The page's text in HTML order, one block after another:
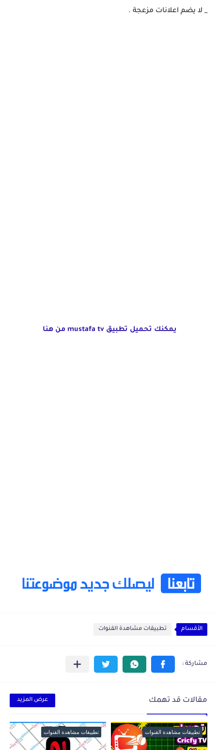
_ لا يضم اعلانات مزعجة .
يمكنك تحميل تطبيق mustafa tv من هنا
الأقسام تطبيقات مشاهدة القنوات
مقالات قد تهمك عرض المزيد
تطبيقات مشاهدة القنوات تطبيقات مشاهدة القنوات